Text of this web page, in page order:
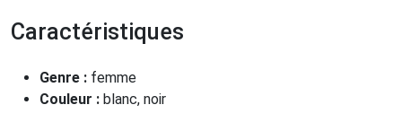
Caractéristiques
Genre : femme
Couleur : blanc, noir